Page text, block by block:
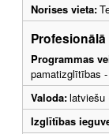
Norises vieta:
Programmas
pamatizglītības
Valoda:latviešu
Izglītības